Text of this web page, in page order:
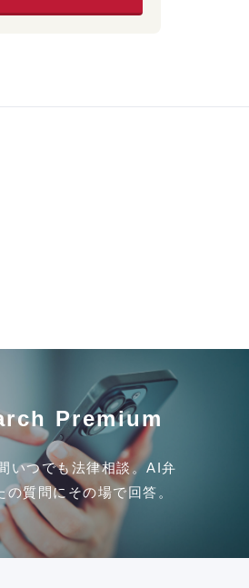
Premium
いつでも法律相談。AI弁
の質問にその場で回答。